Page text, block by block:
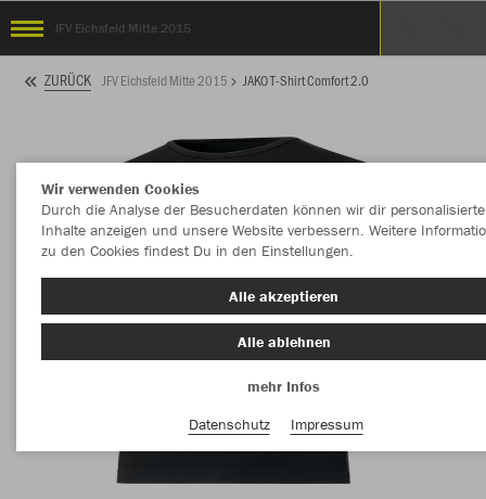
JFV Eichsfeld Mitte 2015
ZURÜCK JFV Eichsfeld Mitte 2015 JAKO T-Shirt Comfort 2.0
Wir verwenden Cookies
Durch die Analyse der Besucherdaten können wir dir personalisierte
Inhalte anzeigen und unsere Website verbessern. Weitere
zu den Cookies findest Du in den Einstellungen.
Alle akzeptieren
Alle ablehnen
mehr Infos
Datenschutz
Impressum